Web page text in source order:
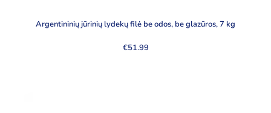
Argentininių jūrinių lydekų filė be odos, be glazūros, 7 kg
€51.99